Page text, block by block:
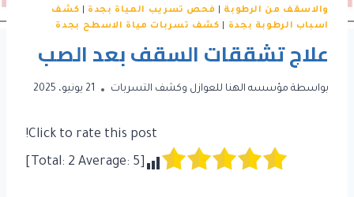
والاسقف من الرطوبة
فحص تسريب المياة بجدة
كشف
اسباب الرطوبة بجدة
كشف تسربات مياة الاسطح بجدة
علاج تشققات السقف بعد الصب
بواسطة مؤسسه الهنا للعوازل وكشف التسربات 21 يونيو، 2025
Click to rate this post!
2 Average: 5